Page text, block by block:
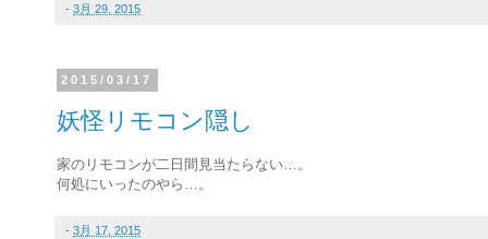
- 3月 29, 2015
2015/03/17
妖怪リモコン隠し
家のリモコンが二日間見当たらない…。
何処にいったのやら…。
- 3月 17, 2015